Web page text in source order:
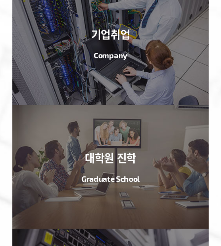
기업취업
Company
대학원 진학
Graduate School